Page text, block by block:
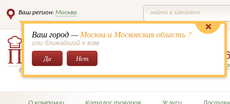
Ваш регион: Москва
Ваш город —Москва и Московская область ?
или ближайший к вам
Да Нет
найти в каталоге
Всё для кондитеров и поваров!
649-
Заказать обратный